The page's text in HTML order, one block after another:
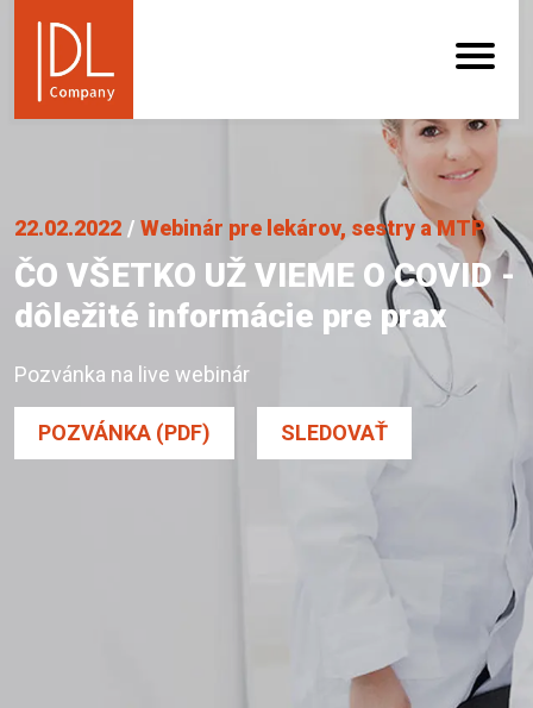
22.02.2022 / Webinár pre lekárov, sestry a MTP
ČO VŠETKO UŽ VIEME O COVID -
dôležité informácie pre prax
Pozvánka na live webinár
POZVÁNKA (PDF) SLEDOVAŤ